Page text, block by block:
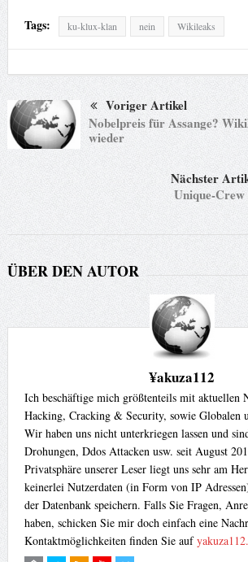
Tags: ku-klux-klan nein Wikileaks
Voriger Artikel
Nobelpreis für Assange?
wieder
Nächster
Unique-Crew
ÜBER DEN AUTOR
¥akuza112
Ich beschäftige mich größtenteils mit aktuellen
Hacking, Cracking & Security, sowie Globalen
Wir haben uns nicht unterkriegen lassen und
Drohungen, Ddos Attacken usw. seit August
Privatsphäre unserer Leser liegt uns sehr am
keinerlei Nutzerdaten (in Form von IP
der Datenbank speichern. Falls Sie Fragen,
haben, schicken Sie mir doch einfach eine
Kontaktmöglichkeiten finden Sie auf